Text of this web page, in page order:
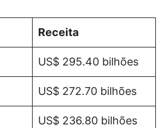
Receita
US$ 295.40 bilhões
US$ 272.70 bilhões
US$ 236.80 bilhões